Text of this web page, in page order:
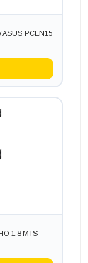
SFF,
ASUS PCEN15
1.8 MTS